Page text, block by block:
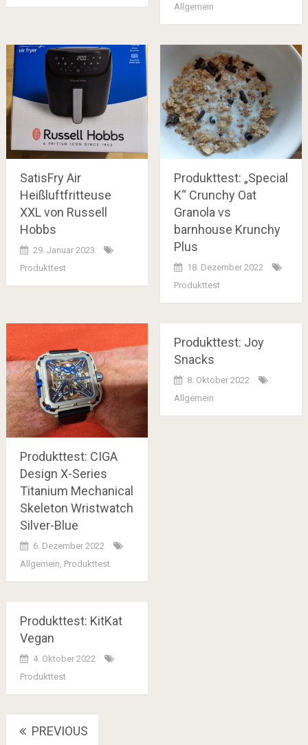
Allgemein
SatisFry Air
Heißluftfritteuse
XXL von Russell
Hobbs
29. Januar 2023
Produkttest
Produkttest: „Special
K“ Crunchy Oat
Granola vs
barnhouse Krunchy
Plus
18. Dezember 2022
Produkttest
Produkttest: CIGA
Design X-Series
Titanium Mechanical
Skeleton Wristwatch
Silver-Blue
6. Dezember 2022
Allgemein Produkttest
Produkttest: Joy
Snacks
8. Oktober 2022
Allgemein
Produkttest: KitKat
Vegan
4. Oktober 2022
Produkttest
Posts
PREVIOUS